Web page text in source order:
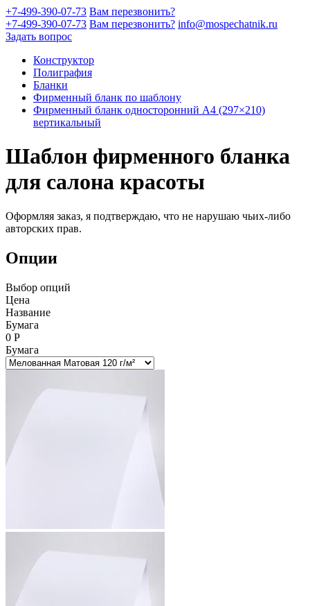
+7-499-390-07-73 Вам перезвонить?
+7-499-390-07-73 Вам перезвонить? info@mospechatnik.ru
Задать вопрос
Конструктор
Полиграфия
Бланки
Фирменный бланк по шаблону
Фирменный бланк односторонний A4 (297×210)
вертикальный
Шаблон фирменного бланка
для салона красоты
Оформляя заказ, я подтверждаю, что не нарушаю чьих-либо
авторских прав.
Опции
Выбор опций
Цена
Название
Бумага
0 Р
Бумага